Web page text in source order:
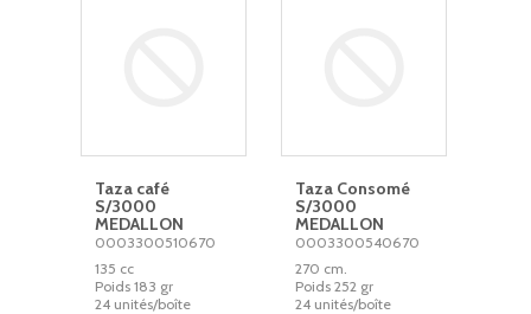
Taza café
S/3000
MEDALLON
0003300510670
135 cc
Poids 183 gr
24 unités/boîte
Taza Consomé
S/3000
MEDALLON
0003300540670
270 cm.
Poids 252 gr
24 unités/boîte